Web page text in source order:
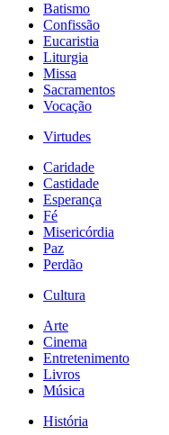
Batismo
Confissão
Eucaristia
Liturgia
Missa
Sacramentos
Vocação
Virtudes
Caridade
Castidade
Esperança
Fé
Misericórdia
Paz
Perdão
Cultura
Arte
Cinema
Entretenimento
Livros
Música
História